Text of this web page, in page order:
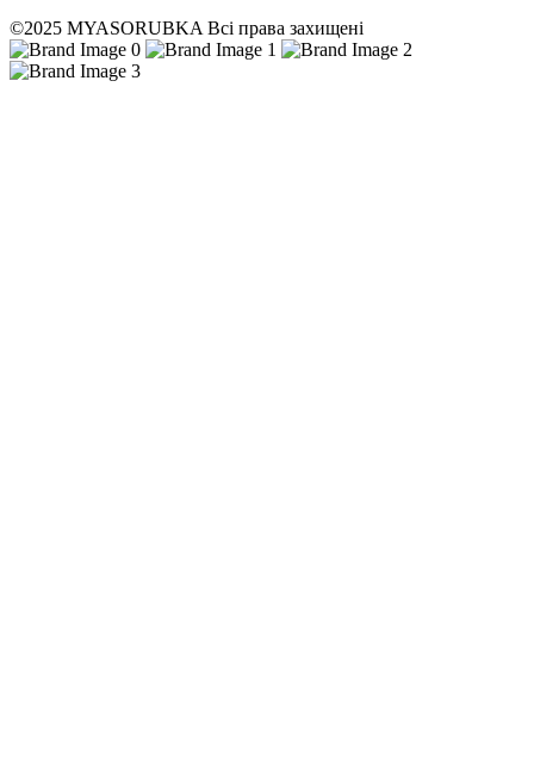
©2025 MYASORUBKA Всі права захищені